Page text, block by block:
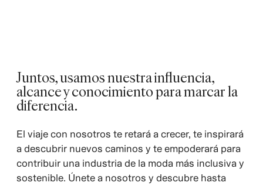
Juntos, usamos nuestra influencia,
alcance y conocimiento para marcar la
diferencia.
El viaje con nosotros te retará a crecer, te inspirará
a descubrir nuevos caminos y te empoderará para
contribuir una industria de la moda más inclusiva y
sostenible. Únete a nosotros y descubre hasta